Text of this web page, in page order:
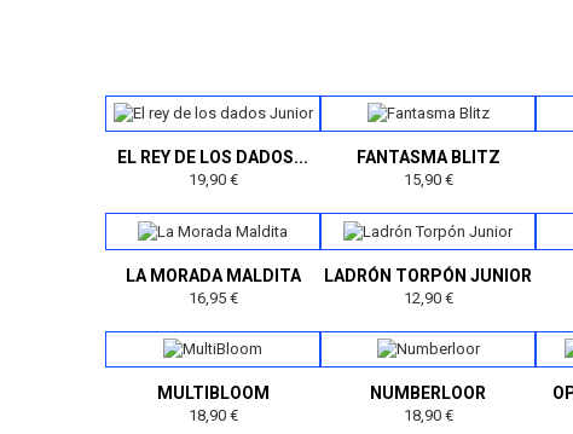
EL REY DE LOS DADOS...
19,90 €
FANTASMA BLITZ
15,90 €
LA MORADA MALDITA
16,95 €
LADRÓN TORPÓN JUNIOR
12,90 €
MULTIBLOOM
18,90 €
NUMBERLOOR
18,90 €